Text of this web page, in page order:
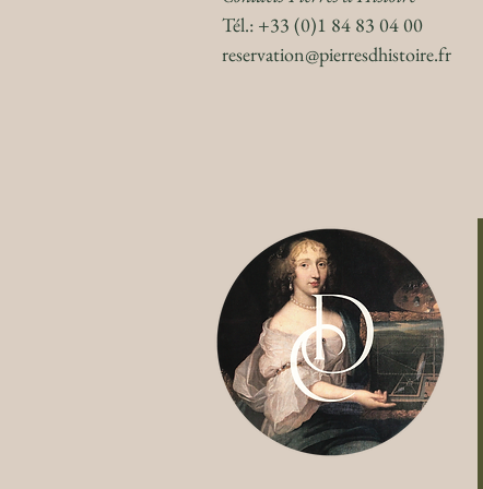
Tél.: +33 (0)1 84 83 04 00
reservation@pierresdhistoire.fr